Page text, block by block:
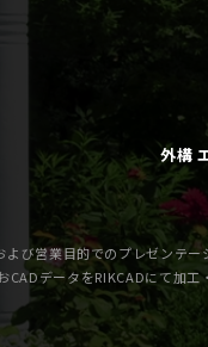
外構
び営業目的でのプレゼンテ
CADデータをRIKCADにて加